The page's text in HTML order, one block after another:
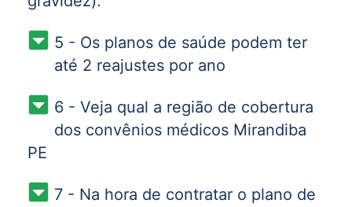
5 - Os planos de saúde podem ter
até 2 reajustes por ano
6 - Veja qual a região de cobertura
dos convênios médicos Mirandiba
PE
7 - Na hora de contratar o plano de